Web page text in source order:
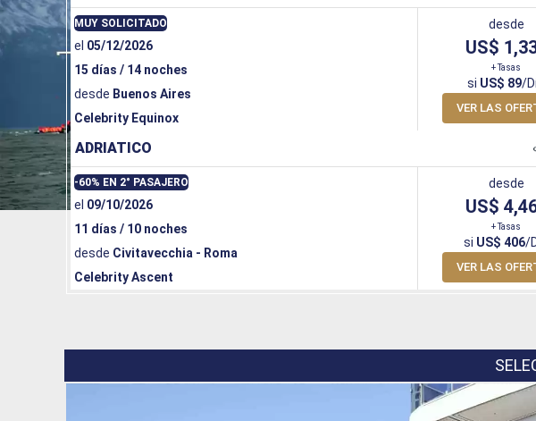
Celebrity Equinox
desde Buenos Aires
15 días / 14 noches
el 05/12/2026
MUY SOLICITADO desde
US$
+ Tasas
si US$ 89/
VER LAS
ADRIATICO
Celebrity Ascent
desde Civitavecchia - Roma
11 días / 10 noches
el 09/10/2026
-60% EN 2° PASAJERO desde
US$
+ Tasas
si US$ 406/
VER LAS